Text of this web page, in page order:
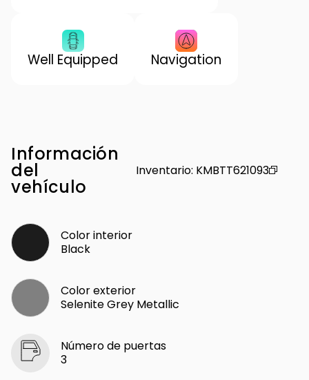
Well Equipped Navigation
Información
del
vehículo
Inventario: KMBTT621093
Color interior
Black
Color exterior
Selenite Grey Metallic
Número de puertas
3